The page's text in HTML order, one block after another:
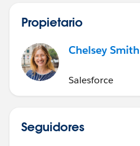
Propietario
Chelsey Smith
Salesforce
Seguidores